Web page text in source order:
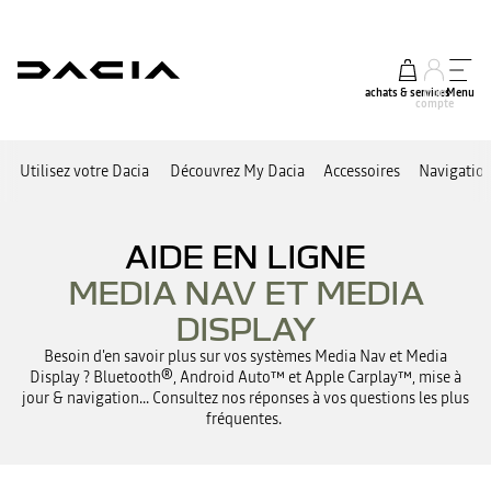
achats & services
mon
compte
Menu
Utilisez votre Dacia Découvrez My Dacia Accessoires
AIDE EN LIGNE
MEDIA NAV ET MEDIA
DISPLAY
Besoin d'en savoir plus sur vos systèmes Media Nav et Media
Display ? Bluetooth®, Android Auto™ et Apple Carplay™, mise à
jour & navigation... Consultez nos réponses à vos questions les plus
fréquentes.